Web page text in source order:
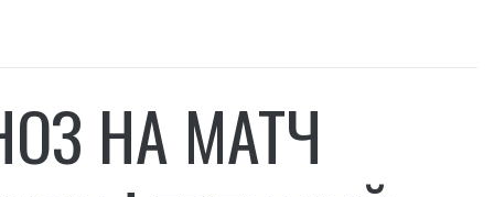
НА МАТЧ